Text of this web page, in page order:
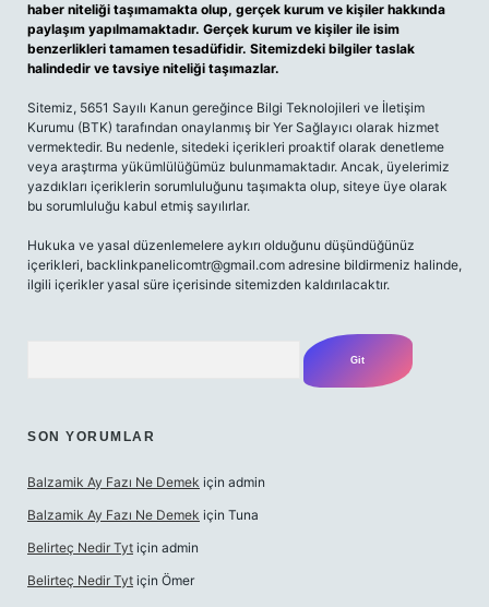
haber niteliği taşımamakta olup, gerçek kurum ve kişiler hakkında
paylaşım yapılmamaktadır. Gerçek kurum ve kişiler ile isim
benzerlikleri tamamen tesadüfidir. Sitemizdeki bilgiler taslak
halindedir ve tavsiye niteliği taşımazlar.
Sitemiz, 5651 Sayılı Kanun gereğince Bilgi Teknolojileri ve İletişim
Kurumu (BTK) tarafından onaylanmış bir Yer Sağlayıcı olarak hizmet
vermektedir. Bu nedenle, sitedeki içerikleri proaktif olarak denetleme
veya araştırma yükümlülüğümüz bulunmamaktadır. Ancak, üyelerimiz
yazdıkları içeriklerin sorumluluğunu taşımakta olup, siteye üye olarak
bu sorumluluğu kabul etmiş sayılırlar.
Hukuka ve yasal düzenlemelere aykırı olduğunu düşündüğünüz
içerikleri, backlinkpanelicomtr@gmail.com adresine bildirmeniz halinde,
ilgili içerikler yasal süre içerisinde sitemizden kaldırılacaktır.
SON YORUMLAR
Balzamik Ay Fazı Ne Demek için admin
Balzamik Ay Fazı Ne Demek için Tuna
Belirteç Nedir Tyt için admin
Belirteç Nedir Tyt için Ömer